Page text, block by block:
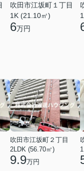
吹田市江坂町１丁目
1K (21.10㎡)
6万円
吹田市江坂町２丁目
2LDK (56.70㎡)
9.9万円